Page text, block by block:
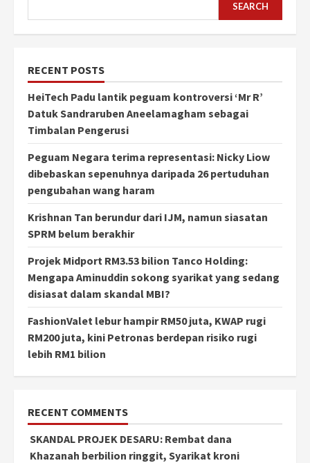
SEARCH
RECENT POSTS
HeiTech Padu lantik peguam kontroversi ‘Mr R’
Datuk Sandraruben Aneelamagham sebagai
Timbalan Pengerusi
Peguam Negara terima representasi: Nicky Liow
dibebaskan sepenuhnya daripada 26 pertuduhan
pengubahan wang haram
Krishnan Tan berundur dari IJM, namun siasatan
SPRM belum berakhir
Projek Midport RM3.53 bilion Tanco Holding:
Mengapa Aminuddin sokong syarikat yang sedang
disiasat dalam skandal MBI?
FashionValet lebur hampir RM50 juta, KWAP rugi
RM200 juta, kini Petronas berdepan risiko rugi
lebih RM1 bilion
RECENT COMMENTS
SKANDAL PROJEK DESARU: Rembat dana
Khazanah berbilion ringgit, Syarikat kroni